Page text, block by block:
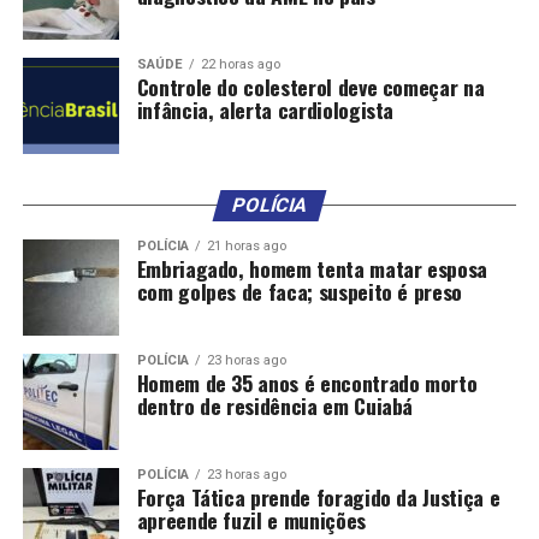
realização da exportação e também contra o risco de
não pagamento pelo importador.
Juros mais baixos
benefício adicional ao promover o acesso a
melhores condições de financiamento
porque o SCE reduz o risco para os bancos que
concedem crédito ao exportador, seja como capital de
giro pré-embarque seja como refinanciamento de
crédito ao importador na fase de comercialização. O
Programa de Financiamento ao Exportador (Proex),
também do governo federal, aceita o seguro de crédito à
exportação como garantia.
Com recursos do Fundo de Garantia à Exportação (FGE),
o seguro de crédito ao exportador é operado pela
SAÚDE 22 horas ago
Controle do colesterol deve começar na
infância, alerta cardiologista
POLÍCIA
POLÍCIA 21 horas ago
Embriagado, homem tenta matar esposa
com golpes de faca; suspeito é preso
POLÍCIA 23 horas ago
Homem de 35 anos é encontrado morto
dentro de residência em Cuiabá
POLÍCIA 23 horas ago
Força Tática prende foragido da Justiça e
apreende fuzil e munições